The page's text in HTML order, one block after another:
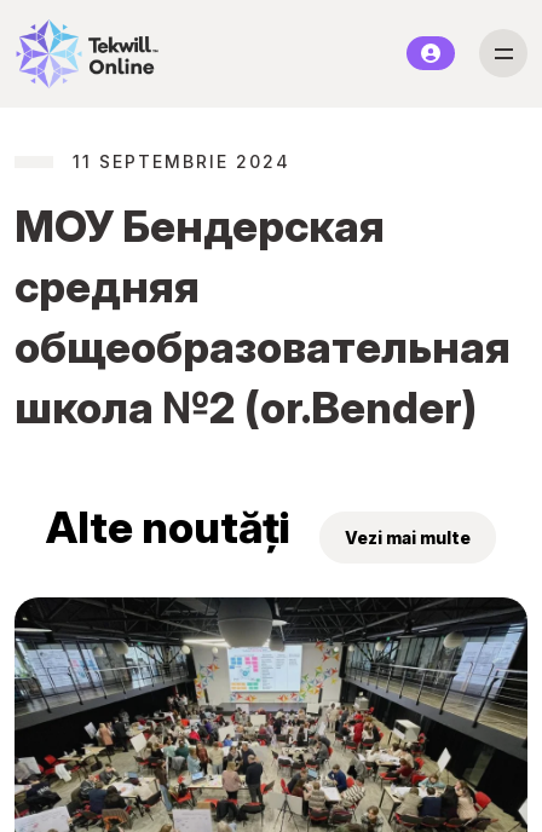
11 SEPTEMBRIE 2024
МОУ Бендерская
средняя
общеобразовательная
школа №2 (or.Bender)
Alte noutăți Vezi mai multe